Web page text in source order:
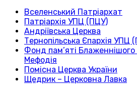
Вселенський Патріархат
Патріархія УПЦ (ПЦУ)
Андріївська Церква
Тернопільська Єпархія УПЦ
Фонд пам’яті
Мефодія
Помісна Церква України
Щедрик – Церковна Лавка